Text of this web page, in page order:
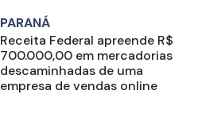
PARANÁ
Receita Federal apreende R$
700.000,00 em mercadorias
descaminhadas de uma
empresa de vendas online